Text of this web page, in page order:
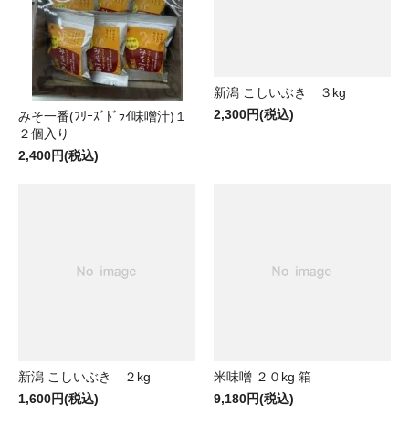
みそ一番(ﾌﾘｰｽﾞﾄﾞﾗｲ味噌汁)１
２個入り
2,400円(税込)
新潟 こしいぶき ３kg
2,300円(税込)
新潟 こしいぶき ２kg
1,600円(税込)
米味噌 ２０kg 箱
9,180円(税込)